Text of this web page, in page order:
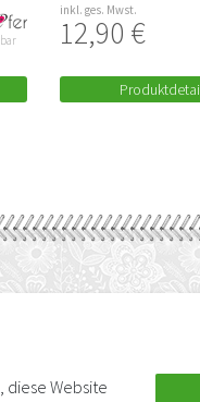
inkl. ges. Mwst.
12,90 €
diese Website